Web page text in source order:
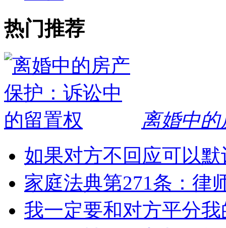
热门推荐
离婚中
如果对方不回应可以
家庭法典第271条：律
我一定要和对方平分